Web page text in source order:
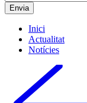
Inici
Actualitat
Notícies